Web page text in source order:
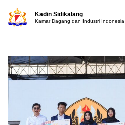
Kadin Sidikalang
Kamar Dagang dan Industri Indonesia